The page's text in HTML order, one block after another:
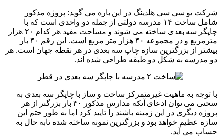
شرکت یو سی سی هلدینگ در این باره می گوید: پروژه مذکور
شامل ساخت ۱۴ مدرسه دولتی از جمله دو واحدی است که با
چاپگر سه بعدی ساخته می شوند و مساحت مفید هر کدام ۲۰ هزار
مترمربع و در مجموعه ۴۰ هزار متر مربع است. این رقم ۴۰ بار
بیشتر از بزرگترین سازه چاپ سه بعدی در هر نقطه جهان است. هر
دو مدرسه به شکل دو طبقه طراحی شده اند.
با توجه به ماهیت غیرمتمرکز ساخت و ساز با چاپگر سه بعدی به
سختی می توان ادعای آنکه مدارس مذکور ۴۰ بار بزرگتر از هر
پروژه دیگری در این زمینه باشند را تایید کرد اما به طور حتم این
سازه عظیم خواهد بود و بزرگترین نمونه ساخته شده تابه حال به
حساب می آید.